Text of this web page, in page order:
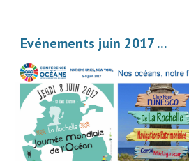
Evénements juin 2017 ...